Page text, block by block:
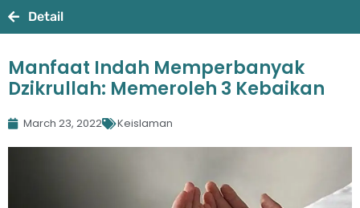
Detail
Manfaat Indah Memperbanyak
Dzikrullah: Memeroleh 3 Kebaikan
March 23, 2022 Keislaman